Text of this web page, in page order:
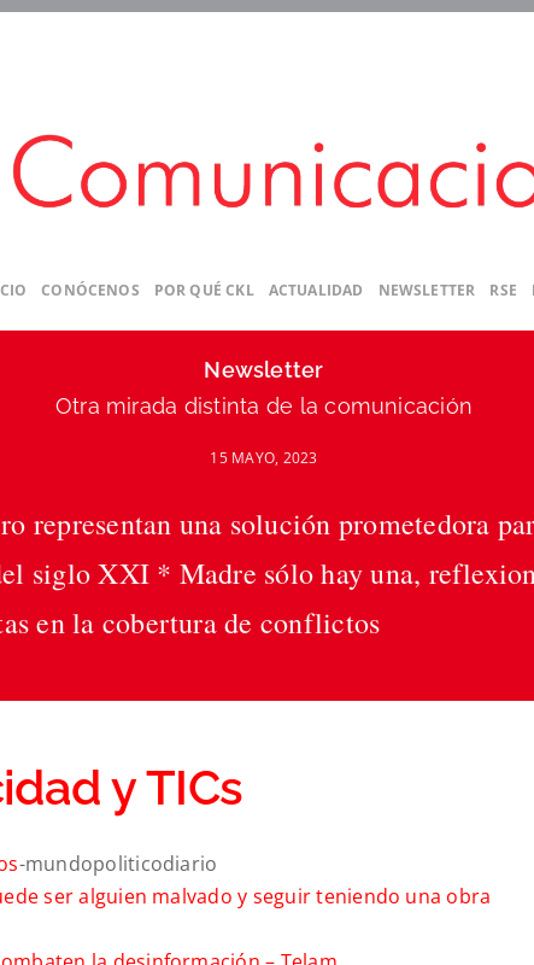
CONÓCENOS POR QUÉ CKL ACTUALIDAD NEWSLETTER RSE
Newsletter
Otra mirada distinta de la comunicación
15 MAYO, 2023
representan una solución prometedora
siglo XXI * Madre sólo hay una,
en la cobertura de conflictos
y TICs
-mundopoliticodiario
ser alguien malvado y seguir teniendo una obra